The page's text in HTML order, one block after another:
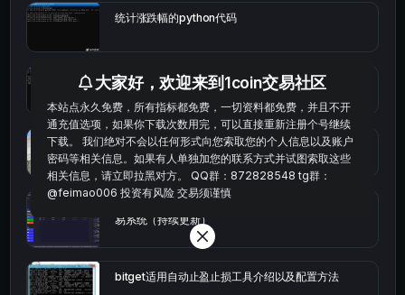
统计涨跌幅的python代码
okx的短线量化的免费版本
bybit安卓端
易系统（持续更新）
bitget适用自动止盈止损工具介绍以及配置方法
大家好，欢迎来到1coin交易社区
本站点永久免费，所有指标都免费，一切资料都免费，并且不开
通充值选项，如果你下载次数用完，可以直接重新注册个号继续
下载。 我们绝对不会以任何形式向您索取您的个人信息以及账户
密码等相关信息。如果有人单独加您的联系方式并试图索取这些
相关信息，请立即拉黑对方。 QQ群：872828548 tg群：
@feimao006 投资有风险 交易须谨慎